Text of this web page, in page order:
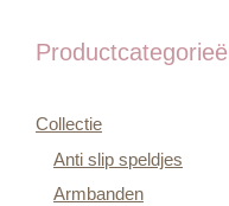
Collectie
Anti slip speldjes
Armbanden